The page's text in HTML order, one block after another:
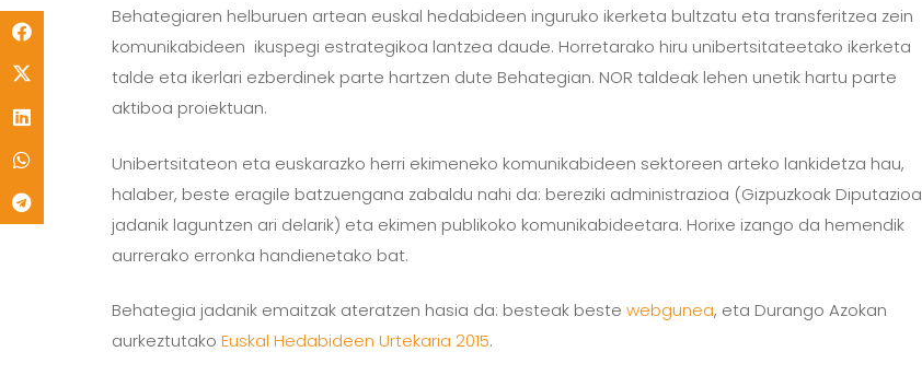
Behategiaren helburuen artean euskal hedabideen inguruko ikerketa bultzatu eta transferitzea zein
komunikabideen ikuspegi estrategikoa lantzea daude. Horretarako hiru unibertsitateetako ikerketa
talde eta ikerlari ezberdinek parte hartzen dute Behategian. NOR taldeak lehen unetik hartu parte
aktiboa proiektuan.
Unibertsitateon eta euskarazko herri ekimeneko komunikabideen sektoreen arteko lankidetza hau,
halaber, beste eragile batzuengana zabaldu nahi da: bereziki administrazioa (Gizpuzkoak Diputazioa
jadanik laguntzen ari delarik) eta ekimen publikoko komunikabideetara. Horixe izango da hemendik
aurrerako erronka handienetako bat.
Behategia jadanik emaitzak ateratzen hasia da: besteak beste webgunea, eta Durango Azokan
aurkeztutako Euskal Hedabideen Urtekaria 2015.